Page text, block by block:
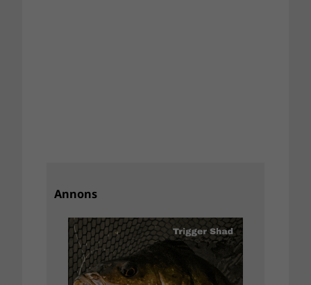
Annons